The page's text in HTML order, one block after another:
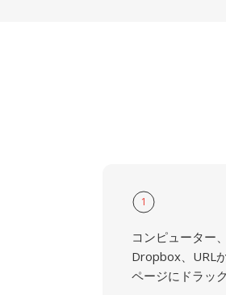
1
コンピューター
Dropbox、URL
ページにドラッ